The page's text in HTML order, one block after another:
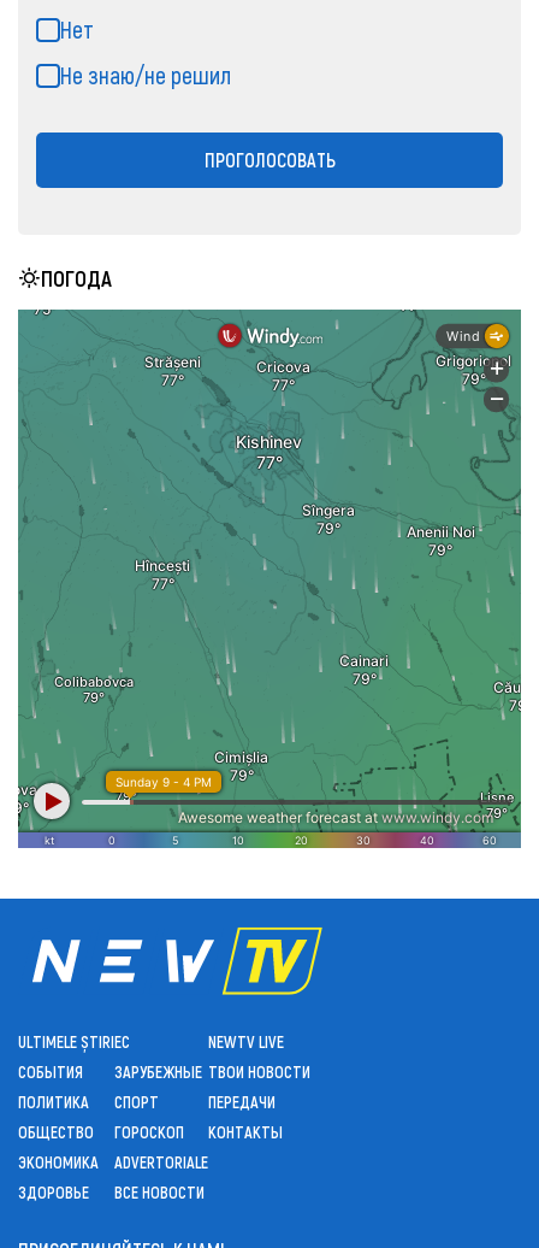
Нет
Не знаю/не решил
ПРОГОЛОСОВАТЬ
ПОГОДА
ULTIMELE ȘTIRI
СОБЫТИЯ
ПОЛИТИКА
ОБЩЕСТВО
ЭКОНОМИКА
ЗДОРОВЬЕ
ЕС
ЗАРУБЕЖНЫЕ
СПОРТ
ГОРОСКОП
ADVERTORIALE
ВСЕ НОВОСТИ
NEWTV LIVE
ТВОИ НОВОСТИ
ПЕРЕДАЧИ
КОНТАКТЫ